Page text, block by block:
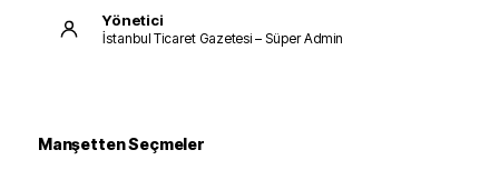
Yönetici
İstanbul Ticaret Gazetesi – Süper Admin
Manşetten Seçmeler